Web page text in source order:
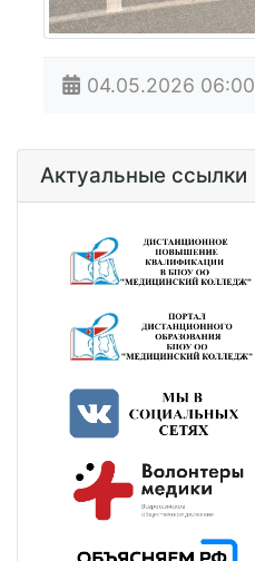
04.05.2026 06:00
Актуальные ссылки